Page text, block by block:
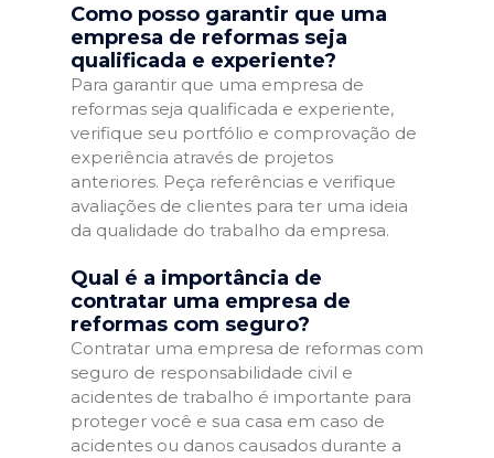
Como posso garantir que uma
empresa de reformas seja
qualificada e experiente?
Para garantir que uma empresa de
reformas seja qualificada e experiente,
verifique seu portfólio e comprovação de
experiência através de projetos
anteriores. Peça referências e verifique
avaliações de clientes para ter uma ideia
da qualidade do trabalho da empresa.
Qual é a importância de
contratar uma empresa de
reformas com seguro?
Contratar uma empresa de reformas com
seguro de responsabilidade civil e
acidentes de trabalho é importante para
proteger você e sua casa em caso de
acidentes ou danos causados durante a